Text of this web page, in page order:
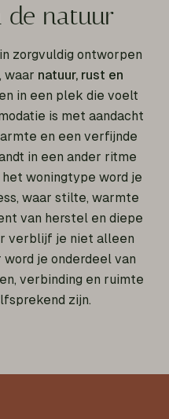
de natuur
zorgvuldig ontworpen
waar natuur, rust en
in een plek die voelt
is met aandacht
en een verfijnde
in een ander ritme
woningtype word je
waar stilte, warmte
van herstel en diepe
verblijf je niet alleen
word je onderdeel van
verbinding en ruimte
zijn.